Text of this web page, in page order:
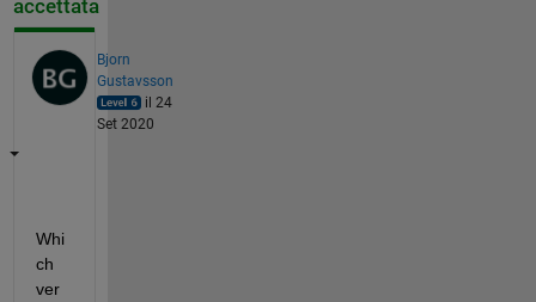
accettata
Bjorn
Gustavsson
il 24
Set 2020
Whi
ch
ver